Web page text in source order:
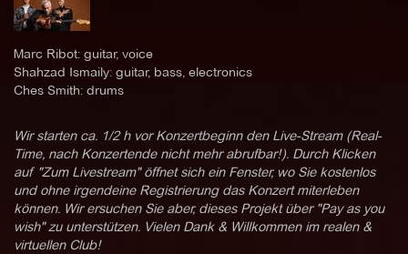
Marc Ribot: guitar, voice
Shahzad Ismaily: guitar, bass, electronics
Ches Smith: drums
Wir starten ca. 1/2 h vor Konzertbeginn den Live-Stream (Real-
Time, nach Konzertende nicht mehr abrufbar!). Durch Klicken
auf "Zum Livestream" öffnet sich ein Fenster, wo Sie kostenlos
und ohne irgendeine Registrierung das Konzert miterleben
können. Wir ersuchen Sie aber, dieses Projekt über "Pay as you
wish" zu unterstützen. Vielen Dank & Willkommen im realen &
virtuellen Club!